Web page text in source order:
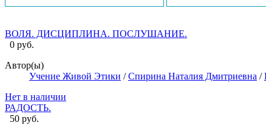
ВОЛЯ. ДИСЦИПЛИНА. ПОСЛУШАНИЕ.
0 руб.
Автор(ы)
Учение Живой Этики /Спирина Наталия Дмитриевна /
Нет в наличии
РАДОСТЬ.
50 руб.